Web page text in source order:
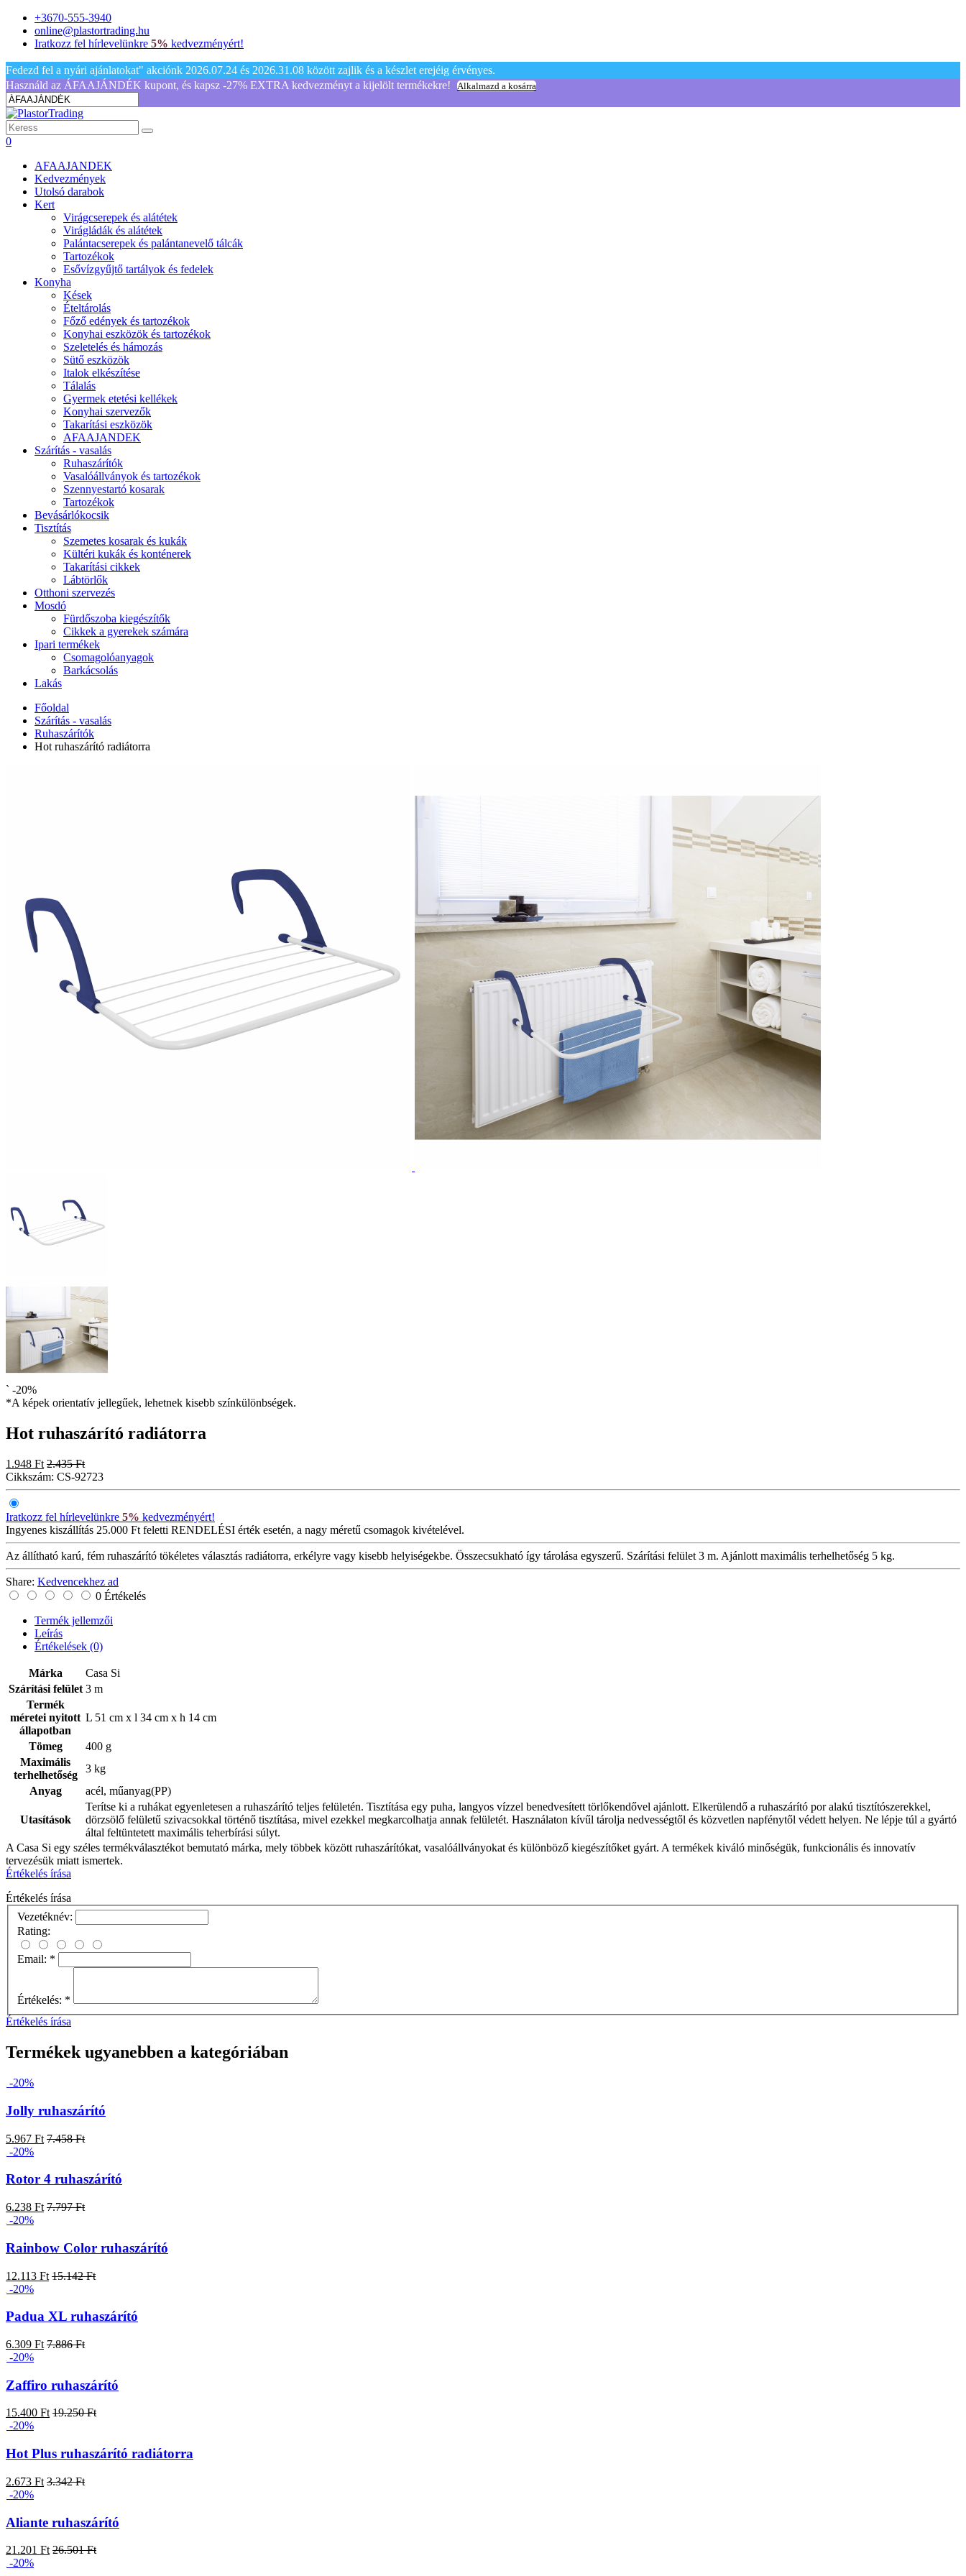
+3670-555-3940
online@plastortrading.hu
Iratkozz fel hírlevelünkre 5% kedvezményért!
Fedezd fel a nyári ajánlatokat" akciónk 2026.07.24 és 2026.31.08 között zajlik és a készlet erejéig érvényes.
Használd az ÁFAAJÁNDÉK kupont, és kapsz -27% EXTRA kedvezményt a kijelölt termékekre!
Alkalmazd a kosárra
0
AFAAJANDEK
Kedvezmények
Utolsó darabok
Kert
Virágcserepek és alátétek
Virágládák és alátétek
Palántacserepek és palántanevelő tálcák
Tartozékok
Esővízgyűjtő tartályok és fedelek
Konyha
Kések
Ételtárolás
Főző edények és tartozékok
Konyhai eszközök és tartozékok
Szeletelés és hámozás
Sütő eszközök
Italok elkészítése
Tálalás
Gyermek etetési kellékek
Konyhai szervezők
Takarítási eszközök
AFAAJANDEK
Szárítás - vasalás
Ruhaszárítók
Vasalóállványok és tartozékok
Szennyestartó kosarak
Tartozékok
Bevásárlókocsik
Tisztítás
Szemetes kosarak és kukák
Kültéri kukák és konténerek
Takarítási cikkek
Lábtörlők
Otthoni szervezés
Mosdó
Fürdőszoba kiegészítők
Cikkek a gyerekek számára
Ipari termékek
Csomagolóanyagok
Barkácsolás
Lakás
Főoldal
Szárítás - vasalás
Ruhaszárítók
Hot ruhaszárító radiátorra
` -20%
*A képek orientatív jellegűek, lehetnek kisebb színkülönbségek.
Hot ruhaszárító radiátorra
1.948 Ft 2.435 Ft
Cikkszám: CS-92723
Iratkozz fel hírlevelünkre 5% kedvezményért!
Ingyenes kiszállítás 25.000 Ft feletti RENDELÉSI érték esetén, a nagy méretű csomagok kivételével.
Az állítható karú, fém ruhaszárító tökéletes választás radiátorra, erkélyre vagy kisebb helyiségekbe. Összecsukható így tárolása egyszerű. Szárítási felület 3 m. Ajánlott maximális terhelhetőség 5 kg.
Share: Kedvencekhez ad
0 Értékelés
Termék jellemzői
Leírás
Értékelések (0)
Márka
Casa Si
Szárítási felület 3 m
Termék
méretei nyitott
állapotban
L 51 cm x l 34 cm x h 14 cm
Tömeg
400 g
Maximális
terhelhetőség
3 kg
Anyag
acél, műanyag(PP)
Utasítások
Terítse ki a ruhákat egyenletesen a ruhaszárító teljes felületén. Tisztítása egy puha, langyos vízzel benedvesített törlőkendővel ajánlott. Elkerülendő a ruhaszárító por alakú tisztítószerekkel,
dörzsölő felületű szivacsokkal történő tisztítása, mivel ezekkel megkarcolhatja annak felületét. Használaton kívűl tárolja nedvességtől és közvetlen napfénytől védett helyen. Ne lépje túl a gyártó
által feltüntetett maximális teherbírási súlyt.
A Casa Si egy széles termékválasztékot bemutató márka, mely többek között ruhaszárítókat, vasalóállványokat és különböző kiegészítőket gyárt. A termékek kiváló minőségük, funkcionális és innovatív
tervezésük miatt ismertek.
Értékelés írása
Értékelés írása
Vezetéknév:
Rating:
Email: *
Értékelés: *
Értékelés írása
Termékek ugyanebben a kategóriában
-20%
Jolly ruhaszárító
5.967 Ft 7.458 Ft
-20%
Rotor 4 ruhaszárító
6.238 Ft 7.797 Ft
-20%
Rainbow Color ruhaszárító
12.113 Ft 15.142 Ft
-20%
Padua XL ruhaszárító
6.309 Ft 7.886 Ft
-20%
Zaffiro ruhaszárító
15.400 Ft 19.250 Ft
-20%
Hot Plus ruhaszárító radiátorra
2.673 Ft 3.342 Ft
-20%
Aliante ruhaszárító
21.201 Ft 26.501 Ft
-20%